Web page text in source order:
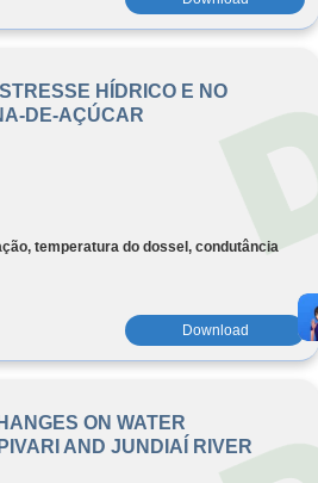
HÍDRICO E NO
DE-AÇÚCAR
temperatura do dossel, condutância
Download
ON WATER
AND JUNDIAÍ RIVER